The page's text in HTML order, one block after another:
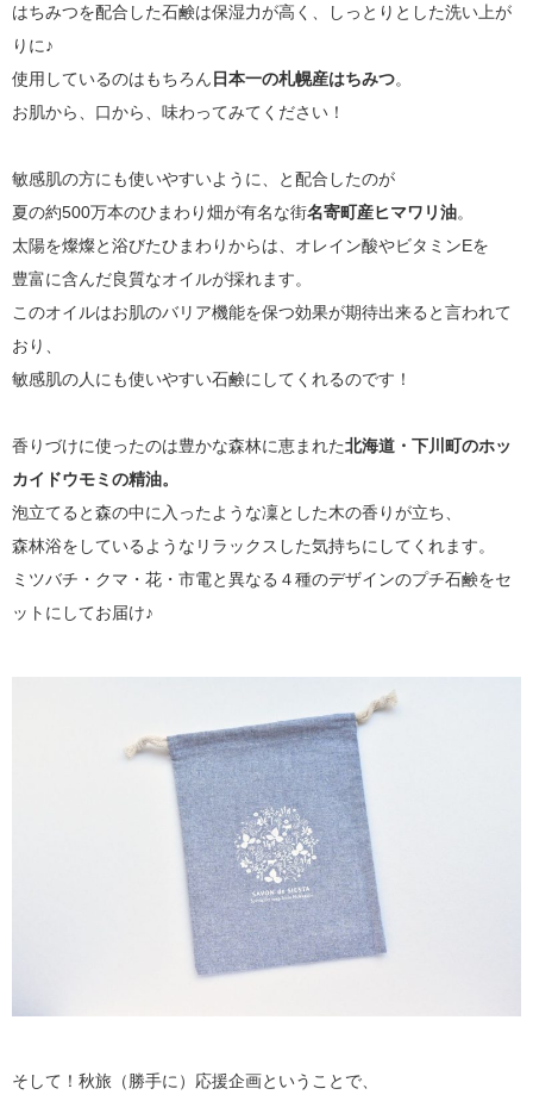
はちみつを配合した石鹸は保湿力が高く、しっとりとした洗い上が
りに♪
使用しているのはもちろん日本一の札幌産はちみつ。
お肌から、口から、味わってみてください！
敏感肌の方にも使いやすいように、と配合したのが
夏の約500万本のひまわり畑が有名な街名寄町産ヒマワリ油。
太陽を燦燦と浴びたひまわりからは、オレイン酸やビタミンEを
豊富に含んだ良質なオイルが採れます。
このオイルはお肌のバリア機能を保つ効果が期待出来ると言われて
おり、
敏感肌の人にも使いやすい石鹸にしてくれるのです！
香りづけに使ったのは豊かな森林に恵まれた北海道・下川町のホッ
カイドウモミの精油。
泡立てると森の中に入ったような凜とした木の香りが立ち、
森林浴をしているようなリラックスした気持ちにしてくれます。
ミツバチ・クマ・花・市電と異なる４種のデザインのプチ石鹸をセ
ットにしてお届け♪
そして！秋旅（勝手に）応援企画ということで、